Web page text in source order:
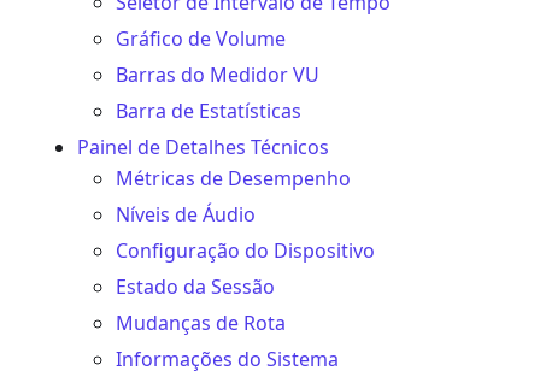
Gráfico de Volume
Barras do Medidor VU
Barra de Estatísticas
Painel de Detalhes Técnicos
Métricas de Desempenho
Níveis de Áudio
Configuração do Dispositivo
Estado da Sessão
Mudanças de Rota
Informações do Sistema